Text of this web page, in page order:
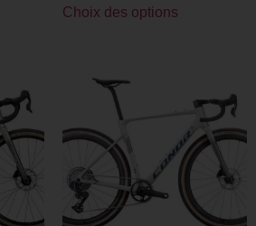
Choix des options